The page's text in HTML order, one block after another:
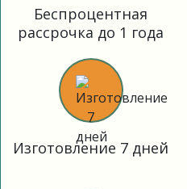
Беспроцентная
рассрочка до 1 года
Изготовление 7 дней